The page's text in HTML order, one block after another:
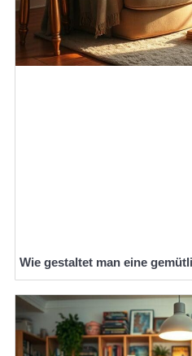
Wie gestaltet man eine